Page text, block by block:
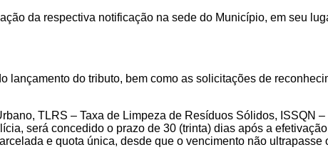
da respectiva notificação na sede do Município, em seu
do tributo, bem como as solicitações de
TLRS – Taxa de Limpeza de Resíduos Sólidos, ISSQN
será concedido o prazo de 30 (trinta) dias após a
e quota única, desde que o vencimento não ultrapasse